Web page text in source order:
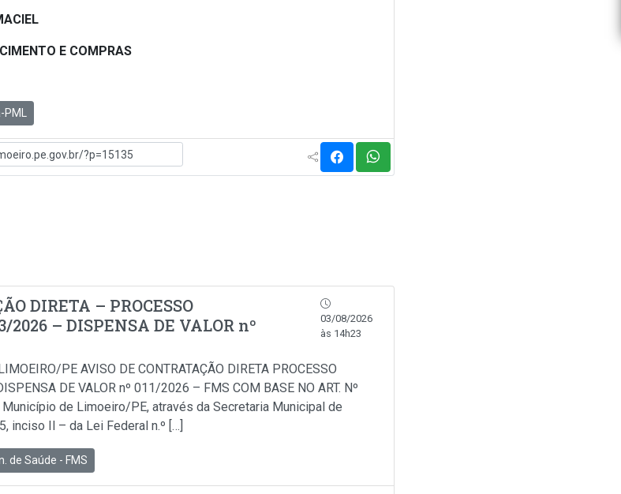
E COMPRAS
PML
DIRETA – PROCESSO
– DISPENSA DE VALOR nº
03/08/2026
às 14h23
PE AVISO DE CONTRATAÇÃO DIRETA PROCESSO
DE VALOR nº 011/2026 – FMS COM BASE NO ART. Nº
de Limoeiro/PE, através da Secretaria Municipal de
inciso Il – da Lei Federal n.º […]
de Saúde - FMS